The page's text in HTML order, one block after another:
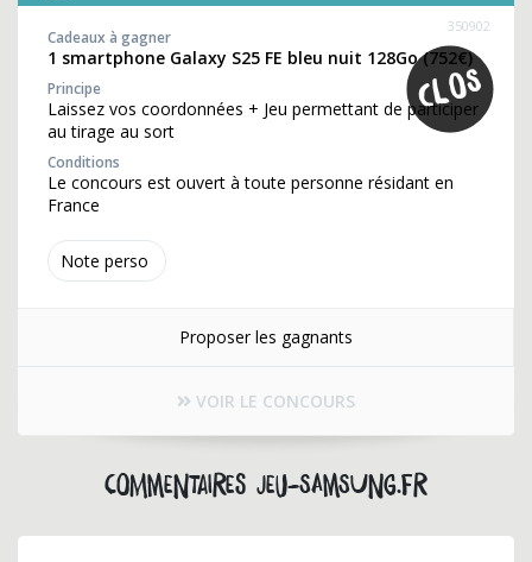
Note perso
350902
Cadeaux à gagner
1 smartphone Galaxy S25 FE bleu nuit 128Go (752€)
Principe
Laissez vos coordonnées + Jeu permettant de participer
au tirage au sort
Conditions
Le concours est ouvert à toute personne résidant en
France
Proposer les gagnants
VOIR LE CONCOURS
Commentaires jeu-samsung.fr